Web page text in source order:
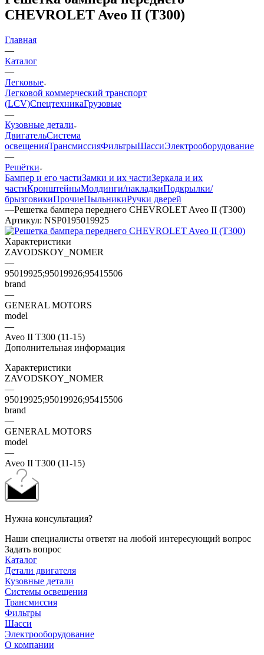
CHEVROLET Aveo II (Т300)
Главная
—
Каталог
—
Легковые
Легковой коммерческий транспорт
(LCV)СпецтехникаГрузовые
—
Кузовные детали
ДвигательСистема
освещенияТрансмиссияФильтрыШассиЭлектрооборудование
—
Решётки
Бампер и его частиЗамки и их частиЗеркала и их
частиКронштейныМолдинги/накладкиПодкрылки/
брызговикиПрочиеПыльникиРучки дверей
—Решетка бампера переднего CHEVROLET Aveo II (Т300)
Артикул: NSP0195019925
Характеристики
ZAVODSKOY_NOMER
—
95019925;95019926;95415506
brand
—
GENERAL MOTORS
model
—
Aveo II T300 (11-15)
Дополнительная информация
Характеристики
ZAVODSKOY_NOMER
—
95019925;95019926;95415506
brand
—
GENERAL MOTORS
model
—
Aveo II T300 (11-15)
Нужна консультация?
Наши специалисты ответят на любой интересующий вопрос
Задать вопрос
Каталог
Детали двигателя
Кузовные детали
Системы освещения
Трансмиссия
Фильтры
Шасси
Электрооборудование
О компании